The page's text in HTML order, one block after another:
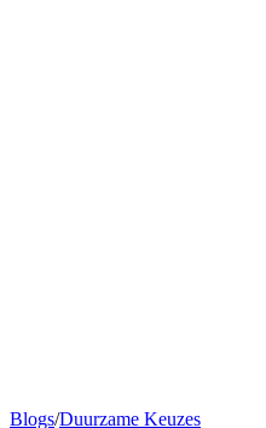
Blogs/Duurzame Keuzes